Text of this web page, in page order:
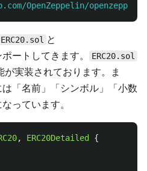
OpenZeppelin/
ERC20.sol と
ートしてきます。 ERC20.sol
実装されております。ま
は「名前」「シンボル」「小数
っています。
, ERC20Detailed
{